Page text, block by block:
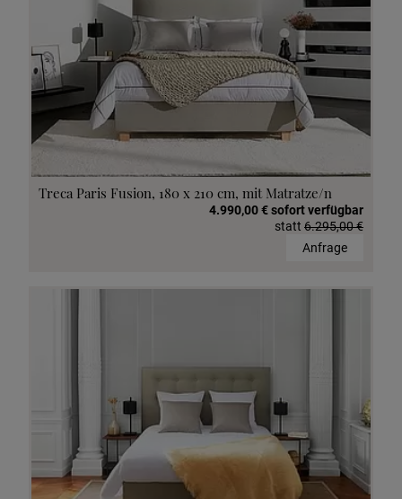
Treca Paris Fusion, 180 x 210 cm, mit Matratze/n
4.990,00 € sofort verfügbar
statt 6.295,00 €
Anfrage